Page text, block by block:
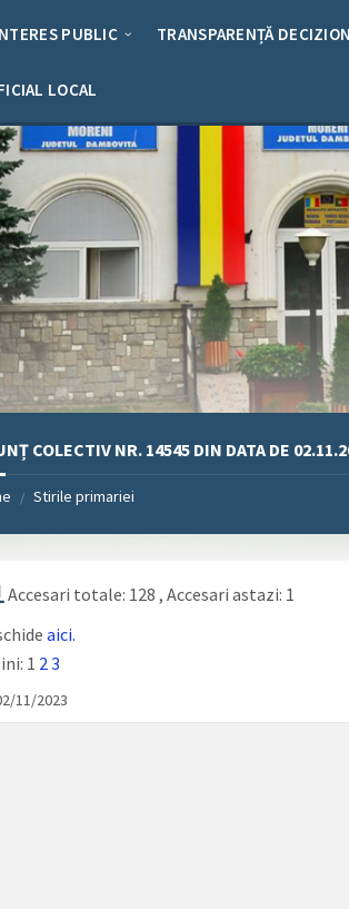
PUBLIC TRANSPARENȚĂ
LOCAL
COLECTIV NR. 14545 DIN DATA DE
/ Stirile primariei
Accesari totale: 128, Accesari astazi: 1
aici.
1 2 3
11/2023